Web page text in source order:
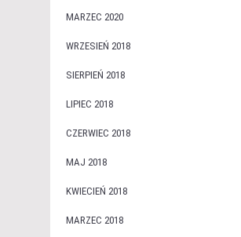
MARZEC 2020
WRZESIEŃ 2018
SIERPIEŃ 2018
LIPIEC 2018
CZERWIEC 2018
MAJ 2018
KWIECIEŃ 2018
MARZEC 2018